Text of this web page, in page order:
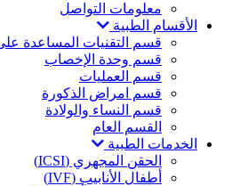
معلومات التواصل
الأقسام الطبية
قسم التقنيات المساعدة
قسم وحدة الإخصاب
قسم العمليات
قسم امراض الذكورة
قسم النساء والولادة
القسم العام
الخدمات الطبية
الحقن المجهري (ICSI)
أطفال الأنابيب (IVF)